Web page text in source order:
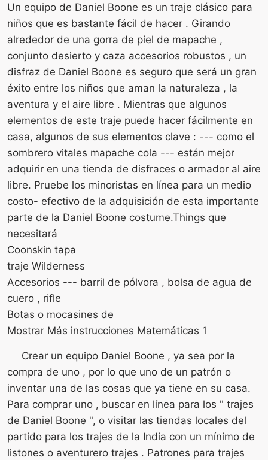
Un equipo de Daniel Boone es un traje clásico para
niños que es bastante fácil de hacer . Girando
alrededor de una gorra de piel de mapache ,
conjunto desierto y caza accesorios robustos , un
disfraz de Daniel Boone es seguro que será un gran
éxito entre los niños que aman la naturaleza , la
aventura y el aire libre . Mientras que algunos
elementos de este traje puede hacer fácilmente en
casa, algunos de sus elementos clave : --- como el
sombrero vitales mapache cola --- están mejor
adquirir en una tienda de disfraces o armador al aire
libre. Pruebe los minoristas en línea para un medio
costo- efectivo de la adquisición de esta importante
parte de la Daniel Boone costume.Things que
necesitará
Coonskin tapa
traje Wilderness
Accesorios --- barril de pólvora , bolsa de agua de
cuero , rifle
Botas o mocasines de
Mostrar Más instrucciones Matemáticas 1
Crear un equipo Daniel Boone , ya sea por la
compra de uno , por lo que uno de un patrón o
inventar una de las cosas que ya tiene en su casa.
Para comprar uno , buscar en línea para los " trajes
de Daniel Boone ", o visitar las tiendas locales del
partido para los trajes de la India con un mínimo de
listones o aventurero trajes . Patrones para trajes